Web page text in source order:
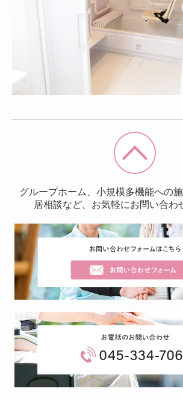
グループホーム、小規模多機能への
居相談など、お気軽にお問い合わ